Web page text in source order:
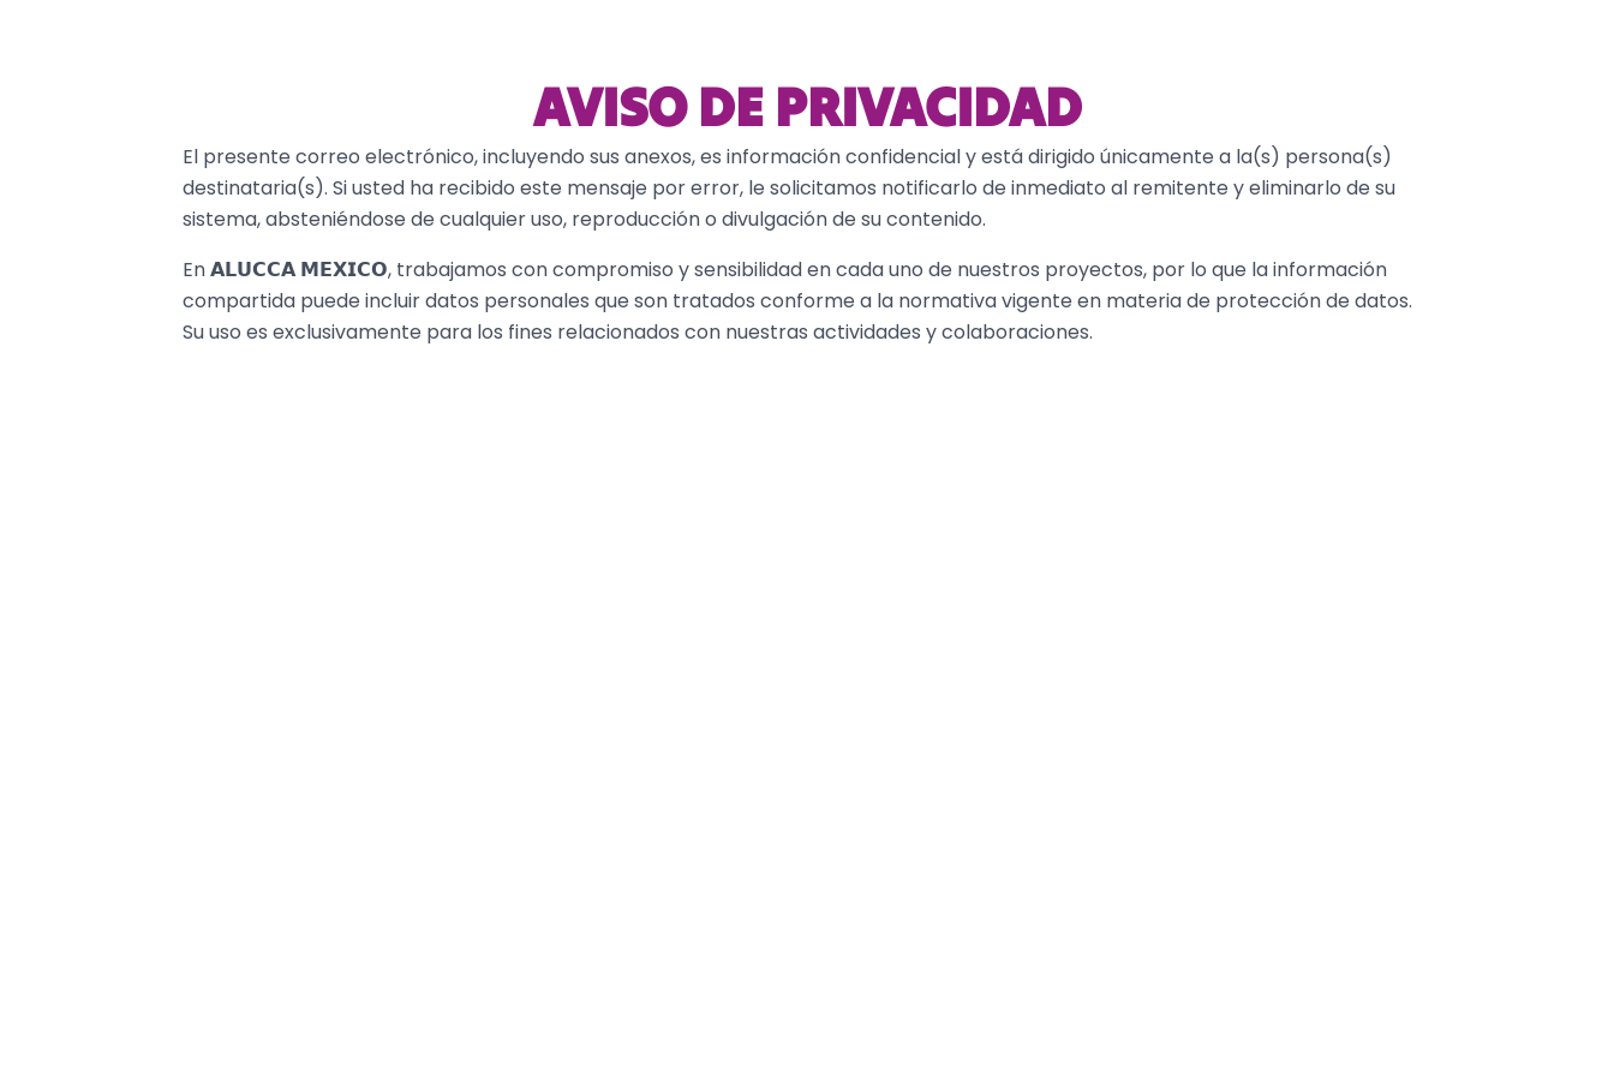
AVISO DE PRIVACIDAD
El presente correo electrónico, incluyendo sus anexos, es información confidencial y está dirigido únicamente a la(s) persona(s)
destinataria(s). Si usted ha recibido este mensaje por error, le solicitamos notificarlo de inmediato al remitente y eliminarlo de su
sistema, absteniéndose de cualquier uso, reproducción o divulgación de su contenido.
En 𝗔𝗟𝗨𝗖𝗖𝗔 𝗠𝗘𝗫𝗜𝗖𝗢, trabajamos con compromiso y sensibilidad en cada uno de nuestros proyectos, por lo que la información
compartida puede incluir datos personales que son tratados conforme a la normativa vigente en materia de protección de datos.
Su uso es exclusivamente para los fines relacionados con nuestras actividades y colaboraciones.